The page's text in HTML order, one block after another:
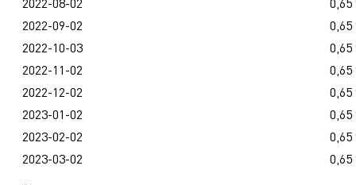
2022-09-02
0,65
2022-10-03
0,65
2022-11-02
0,65
2022-12-02
0,65
2023-01-02
0,65
2023-02-02
0,65
2023-03-02
0,65